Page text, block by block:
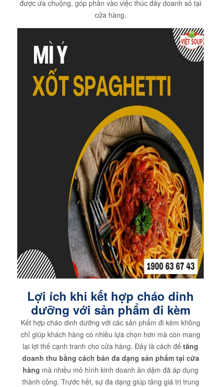
được ưa chuộng, góp phần vào việc thúc đẩy doanh số tại
cửa hàng.
Lợi ích khi kết hợp cháo dinh
dưỡng với sản phẩm đi kèm
Kết hợp cháo dinh dưỡng với các sản phẩm đi kèm không
chỉ giúp khách hàng có nhiều lựa chọn hơn mà còn mang
lại lợi thế cạnh tranh cho cửa hàng. Đây là cách để tăng
doanh thu bằng cách bán đa dạng sản phẩm tại cửa
hàng mà nhiều mô hình kinh doanh ăn dặm đã áp dụng
thành công. Trước hết, sự đa dạng giúp tăng giá trị trung